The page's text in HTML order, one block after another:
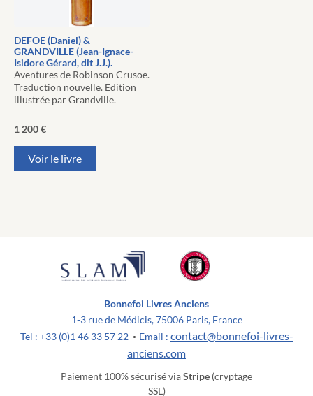
DEFOE (Daniel) &
GRANDVILLE (Jean-Ignace-
Isidore Gérard, dit J.J.).
Aventures de Robinson Crusoe.
Traduction nouvelle. Edition
illustrée par Grandville.
1 200€
Voir le livre
Bonnefoi Livres Anciens
1-3 rue de Médicis, 75006 Paris, France
Tel : +33 (0)1 46 33 57 22 • Email : contact@bonnefoi-livres-
anciens.com
Paiement 100% sécurisé viaStripe (cryptage
SSL)